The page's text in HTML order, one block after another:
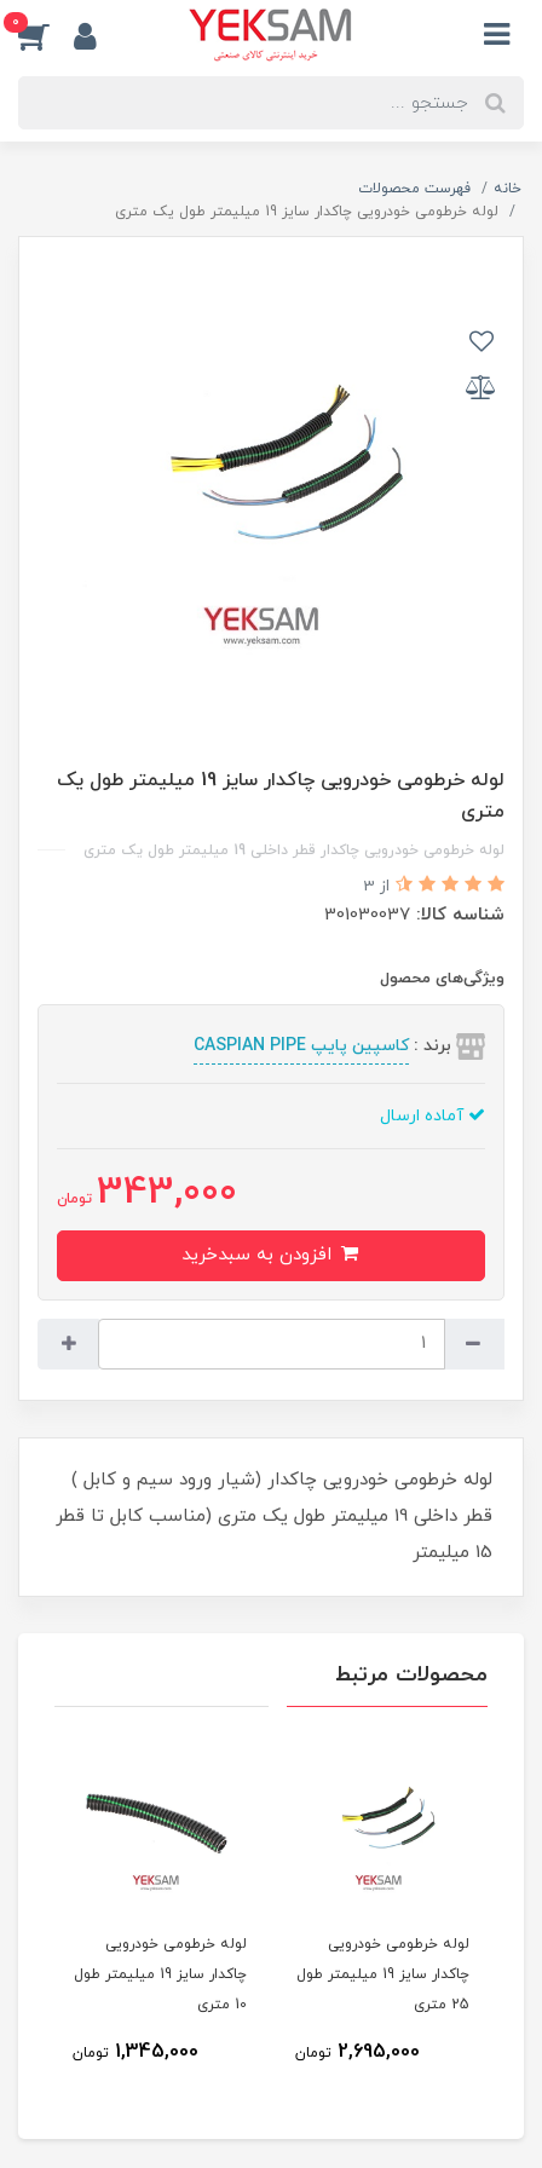
0
خانه
فهرست محصولات
لوله خرطومی خودرویی چاکدار سایز 19 میلیمتر طول یک متری
لوله خرطومی خودرویی چاکدار سایز 19 میلیمتر طول یک
متری
لوله خرطومی خودرویی چاکدار قطر داخلی 19 میلیمتر طول یک متری
از 3
شناسه کالا: 301030037
ویژگی‌های محصول
برند :کاسپین پایپ CASPIAN PIPE
آماده ارسال
343,000 تومان
لوله خرطومی خودرویی چاکدار (شیار ورود سیم و کابل )
قطر داخلی 19 میلیمتر طول یک متری (مناسب کابل تا قطر
15 میلیمتر
محصولات مرتبط
لوله خرطومی خودرویی
چاکدار سایز 19 میلیمتر طول
25 متری
2,695,000 تومان
لوله خرطومی خودرویی
چاکدار سایز 19 میلیمتر طول
10 متری
1,345,000 تومان